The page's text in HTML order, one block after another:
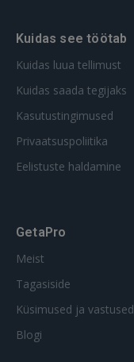
Kuidas see töötab
Kuidas luua tellimust
Kuidas saada tegijaks
Kasutustingimused
Privaatsuspoliitika
Eelistuste haldamine
GetaPro
Meist
Tagasiside
Küsimused ja vastused
Blogi